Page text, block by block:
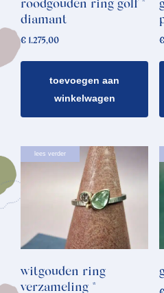
roodgouden ring golf *
diamant
€ 1.275,00
toevoegen aan
winkelwagen
€
lees verder
witgouden ring
verzameling *